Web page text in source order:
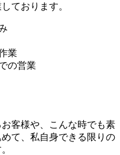
ております。
業
の営業
客様や、こんな時でも素
て、私自身できる限りの